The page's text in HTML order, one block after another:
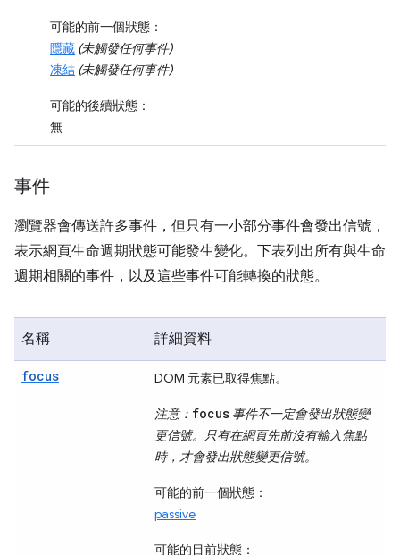
可能的前一個狀態：
隱藏 (未觸發任何事件)
凍結 (未觸發任何事件)
可能的後續狀態：
無
事件
瀏覽器會傳送許多事件，但只有一小部分事件會發出信號，
表示網頁生命週期狀態可能發生變化。下表列出所有與生命
週期相關的事件，以及這些事件可能轉換的狀態。
名稱 詳細資料
focus DOM 元素已取得焦點。
注意： focus 事件不一定會發出狀態變
更信號。只有在網頁先前沒有輸入焦點
時，才會發出狀態變更信號。
可能的前一個狀態：
passive
可能的目前狀態：